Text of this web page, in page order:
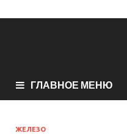
ГЛАВНОЕ МЕНЮ
ЖЕЛЕЗО